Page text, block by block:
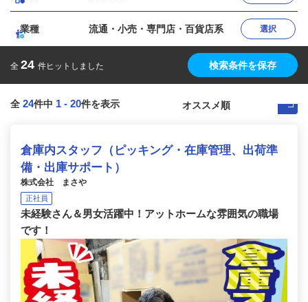
業種 流通・小売・専門店・百貨店系 選択
全 24 件ヒットしました 検索条件を保存
全 24件中 1 - 20件を表示
倉庫内スタッフ（ピッキング・在庫管理、出荷準
備・出庫サポート）
株式会社 まさや
正社員
未経験さん＆男女活躍中！アットホームな雰囲気の職場
です！